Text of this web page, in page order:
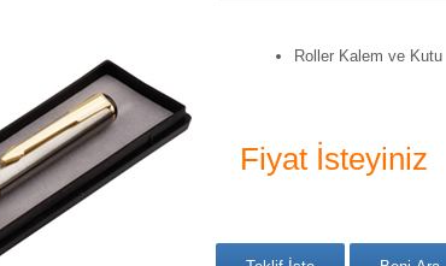
Roller Kalem ve Kutu
Fiyat İsteyiniz